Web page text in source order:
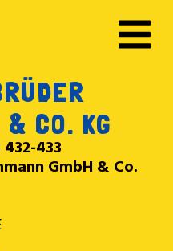
& CO. KG
433
GmbH & Co.